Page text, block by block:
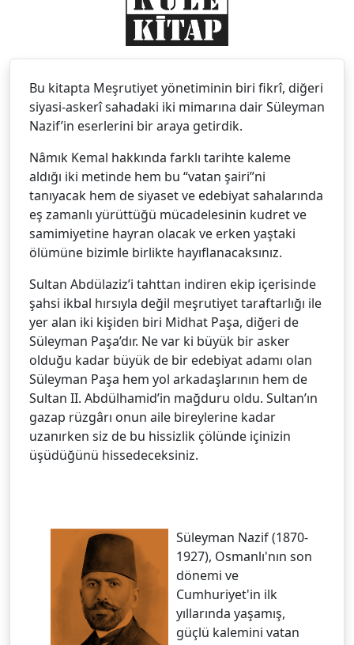
Bu kitapta Meşrutiyet yönetiminin biri fikrî, diğeri
siyasi-askerî sahadaki iki mimarına dair Süleyman
Nazif’in eserlerini bir araya getirdik.
Nâmık Kemal hakkında farklı tarihte kaleme
aldığı iki metinde hem bu “vatan şairi”ni
tanıyacak hem de siyaset ve edebiyat sahalarında
eş zamanlı yürüttüğü mücadelesinin kudret ve
samimiyetine hayran olacak ve erken yaştaki
ölümüne bizimle birlikte hayıflanacaksınız.
Sultan Abdülaziz’i tahttan indiren ekip içerisinde
şahsi ikbal hırsıyla değil meşrutiyet taraftarlığı ile
yer alan iki kişiden biri Midhat Paşa, diğeri de
Süleyman Paşa’dır. Ne var ki büyük bir asker
olduğu kadar büyük de bir edebiyat adamı olan
Süleyman Paşa hem yol arkadaşlarının hem de
Sultan II. Abdülhamid’in mağduru oldu. Sultan’ın
gazap rüzgârı onun aile bireylerine kadar
uzanırken siz de bu hissizlik çölünde içinizin
üşüdüğünü hissedeceksiniz.
Süleyman Nazif (1870-
1927), Osmanlı'nın son
dönemi ve
Cumhuriyet'in ilk
yıllarında yaşamış,
güçlü kalemini vatan